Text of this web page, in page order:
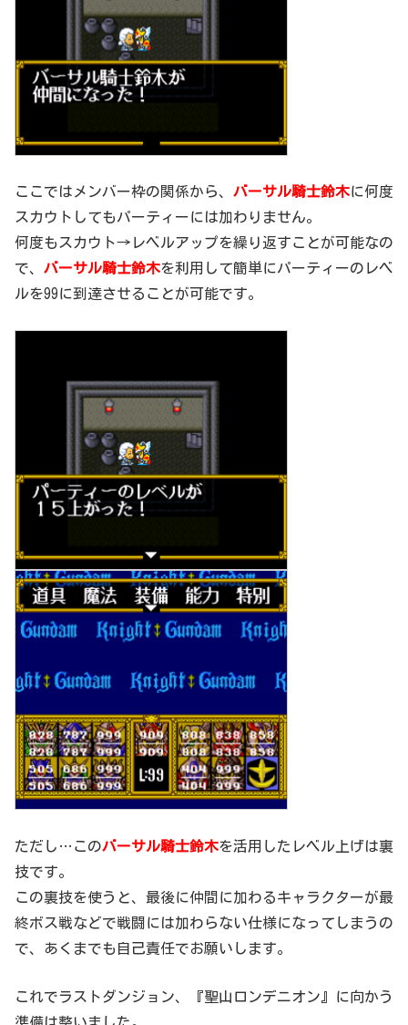
ここではメンバー枠の関係から、 バーサル騎士鈴木に何度
スカウトしてもパーティーには加わりません。
何度もスカウト→レベルアップを繰り返すことが可能なの
で、 バーサル騎士鈴木を利用して簡単にパーティーのレベ
ルを99に到達させることが可能です。
ただし…このバーサル騎士鈴木を活用したレベル上げは裏
技です。
この裏技を使うと、最後に仲間に加わるキャラクターが最
終ボス戦などで戦闘には加わらない仕様になってしまうの
で、あくまでも自己責任でお願いします。
これでラストダンジョン、『聖山ロンデニオン』に向かう